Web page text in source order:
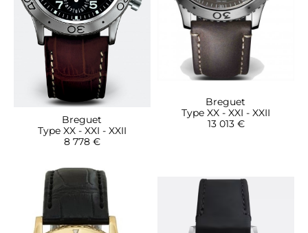
Breguet
Type XX - XXI - XXII
8 778 €
Breguet
Type XX - XXI - XXII
13 013 €